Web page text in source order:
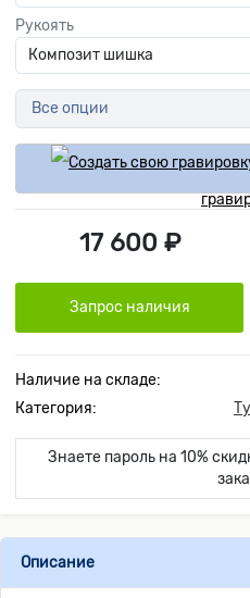
Рукоять
Все опции
17 600 ₽
Запрос наличия
Наличие на складе:
Категория:
Знаете пароль на 10%
Описание